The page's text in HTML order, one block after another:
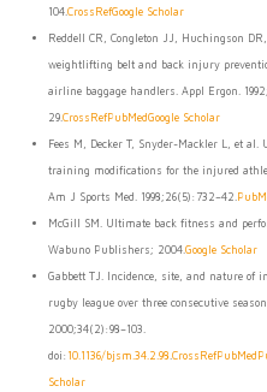
104.CrossRefGoogle Scholar
Reddell CR, Congleton JJ, Huchingson
weightlifting belt and back injury
airline baggage handlers. Appl Ergon.
29.CrossRefPubMedGoogle Scholar
Fees M, Decker T, Snyder-Mackler L, et
training modifications for the injured
Am J Sports Med. 1998;26(5):732–42.
McGill SM. Ultimate back fitness and
Wabuno Publishers; 2004.Google Scholar
Gabbett TJ. Incidence, site, and nature of
rugby league over three consecutive
2000;34(2):98–103.
doi: 10.1136/bjsm.34.2.98.CrossRefPubMed
Scholar